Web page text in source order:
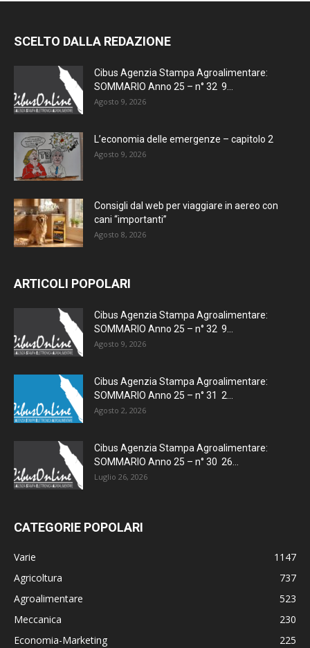
SCELTO DALLA REDAZIONE
Cibus Agenzia Stampa Agroalimentare:
SOMMARIO Anno 25 – n° 32 9...
Agosto 9, 2026
L’economia delle emergenze – capitolo 2
Agosto 9, 2026
Consigli dal web per viaggiare in aereo con
cani “importanti”
Agosto 8, 2026
ARTICOLI POPOLARI
Cibus Agenzia Stampa Agroalimentare:
SOMMARIO Anno 25 – n° 32 9...
Agosto 9, 2026
Cibus Agenzia Stampa Agroalimentare:
SOMMARIO Anno 25 – n° 31 2...
Agosto 2, 2026
Cibus Agenzia Stampa Agroalimentare:
SOMMARIO Anno 25 – n° 30 26...
Luglio 26, 2026
CATEGORIE POPOLARI
Varie
1147
Agricoltura
737
Agroalimentare
523
Meccanica
230
Economia-Marketing
225